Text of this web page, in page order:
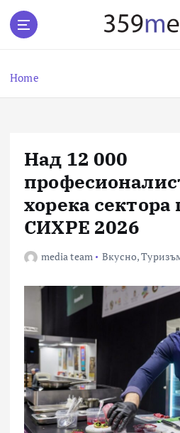
Home
Над 12 000
хорека сектора
СИХРЕ 2026
media team Вкусно,